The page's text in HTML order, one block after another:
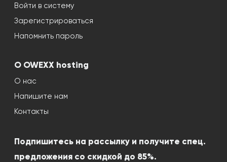
Войти в систему
Зарегистрироваться
Напомнить пароль
О OWEXX hosting
О нас
Напишите нам
Контакты
Подпишитесь на рассылку и получите спец.
предложения со скидкой до 85%.